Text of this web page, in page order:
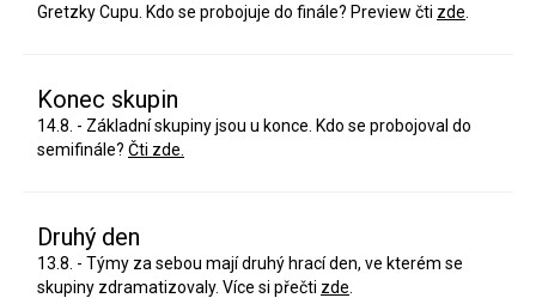
Gretzky Cupu. Kdo se probojuje do finále? Preview čti zde
Konec skupin
14.8. - Základní skupiny jsou u konce. Kdo se probojoval do
semifinále? Čti zde.
Druhý den
13.8. - Týmy za sebou mají druhý hrací den, ve kterém se
skupiny zdramatizovaly. Více si přečti zde